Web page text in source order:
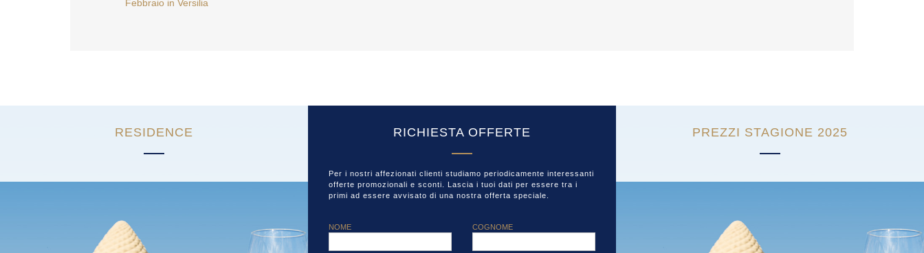
NAVIGAZIONE
Febbraio in Versilia
RESIDENCE RICHIESTA OFFERTE
Per i nostri affezionati clienti studiamo periodicamente interessanti
offerte promozionali e sconti. Lascia i tuoi dati per essere tra i
primi ad essere avvisato di una nostra offerta speciale.
NOME COGNOME
PREZZI STAGIONE 2025